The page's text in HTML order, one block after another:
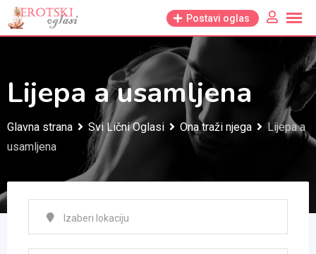
Skip
to
Postavi oglas
Lijepa a usamljena
Glavna strana Svi Lični Oglasi Ona traži njega
Lijepa a
usamljena